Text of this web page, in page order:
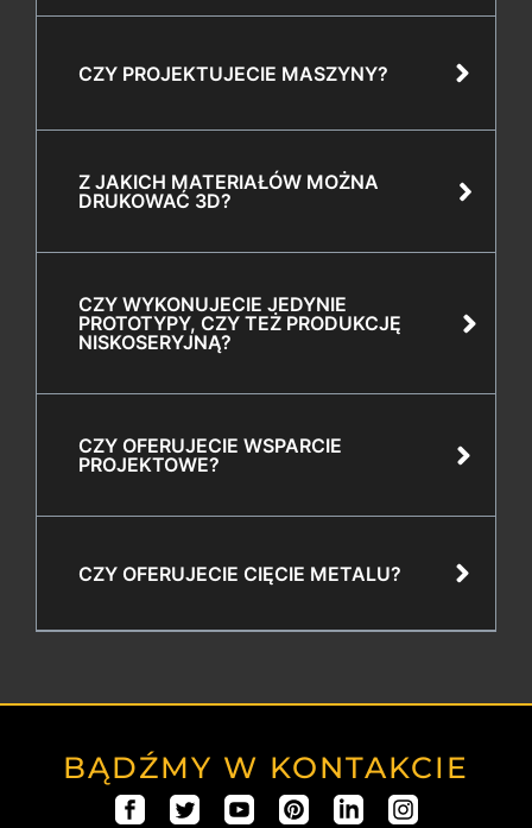
CZY PROJEKTUJECIE MASZYNY?
Z JAKICH MATERIAŁÓW MOŻNA
DRUKOWAĆ 3D?
CZY WYKONUJECIE JEDYNIE
PROTOTYPY, CZY TEŻ PRODUKCJĘ
NISKOSERYJNĄ?
CZY OFERUJECIE WSPARCIE
PROJEKTOWE?
CZY OFERUJECIE CIĘCIE METALU?
BĄDŹMY W KONTAKCIE